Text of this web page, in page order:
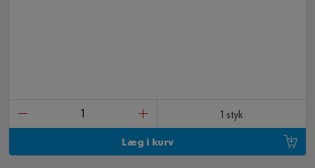
1 styk
Læg i kurv